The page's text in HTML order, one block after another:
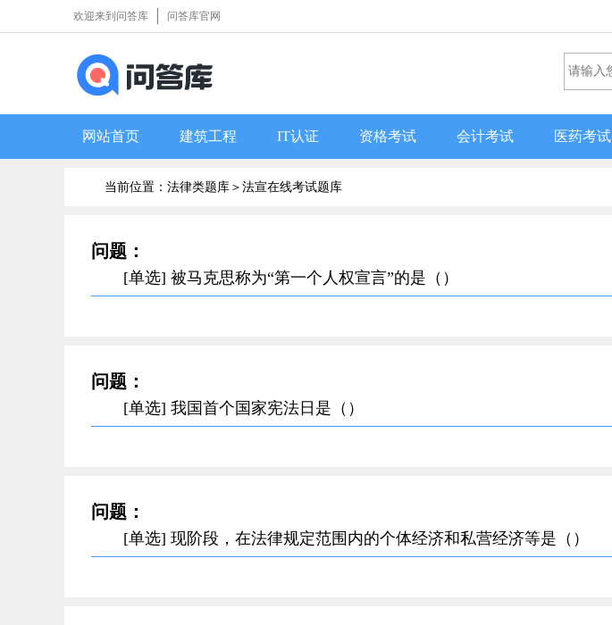
欢迎来到问答库 问答库官网
网站首页 建筑工程 IT认证 资格考试 会计考试 医药考试
当前位置：法律类题库＞ 法宣在线考试题库
问题：
[单选] 被马克思称为“第一个人权宣言”的是（）
问题：
[单选] 我国首个国家宪法日是（）
问题：
[单选] 现阶段，在法律规定范围内的个体经济和私营经济等是（）